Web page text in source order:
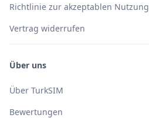
Richtlinie zur akzeptablen Nutzung
Vertrag widerrufen
Über uns
Über TurkSIM
Bewertungen